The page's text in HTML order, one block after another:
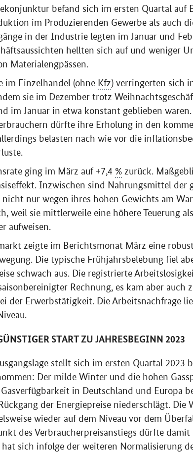
befand sich im ersten Quartal auf
im Produzierenden Gewerbe als auch
in der Industrie legten im Januar und
hellten sich auf und weniger
Materialengpässen.
im Einzelhandel (ohne Kfz) verringerten sich
sie im Dezember trotz
im Januar in etwa konstant geblieben
dürfte ihre Erholung in den
belasten nach wie vor die
ging im März auf +7,4 % zurück.
Inzwischen sind Nahrungsmittel der
nicht nur wegen ihres hohen Gewichts am
weil sie mittlerweile eine höhere Teuerung
aufweisen.
zeigte im Berichtsmonat März eine
Die typische Frühjahrsbelebung fiel
schwach aus. Die registrierte
Rechnung, es kam aber auch
der Erwerbstätigkeit. Die Arbeitsnachfrage
START ZU JAHRESBEGINN 2023
stellt sich im ersten Quartal 2023
Der milde Winter und die hohen
in Deutschland und Europa
der Energiepreise niederschlägt. Die
wieder auf dem Niveau vor dem
des Verbraucherpreisanstiegs dürfte
sich infolge der weiteren Normalisierung